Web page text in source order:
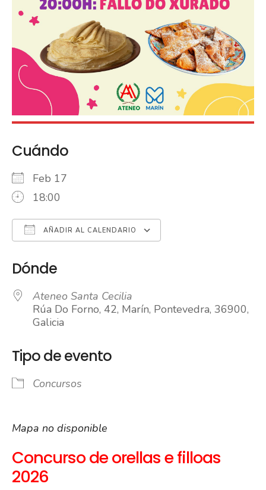
Cuándo
Feb 17
18:00
AÑADIR AL CALENDARIO
Dónde
Ateneo Santa Cecilia
Rúa Do Forno, 42, Marín, Pontevedra, 36900,
Galicia
Tipo de evento
Concursos
Mapa no disponible
Concurso de orellas e filloas
2026